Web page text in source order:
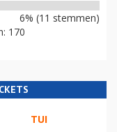
6% (11 stemmen)
170
TUI